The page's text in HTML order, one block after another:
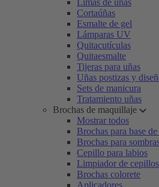
Limas de uñas
Cortaúñas
Esmalte de gel
Lámparas UV
Quitacutículas
Quitaesmalte
Tijeras para uñas
Uñas postizas y
Sets de manicura
Tratamiento uñas
Brochas de maquillaje
Mostrar todos
Brochas para base
Brochas para
Cepillo para labios
Limpiador de cepillos
Brochas colorete
Aplicadores